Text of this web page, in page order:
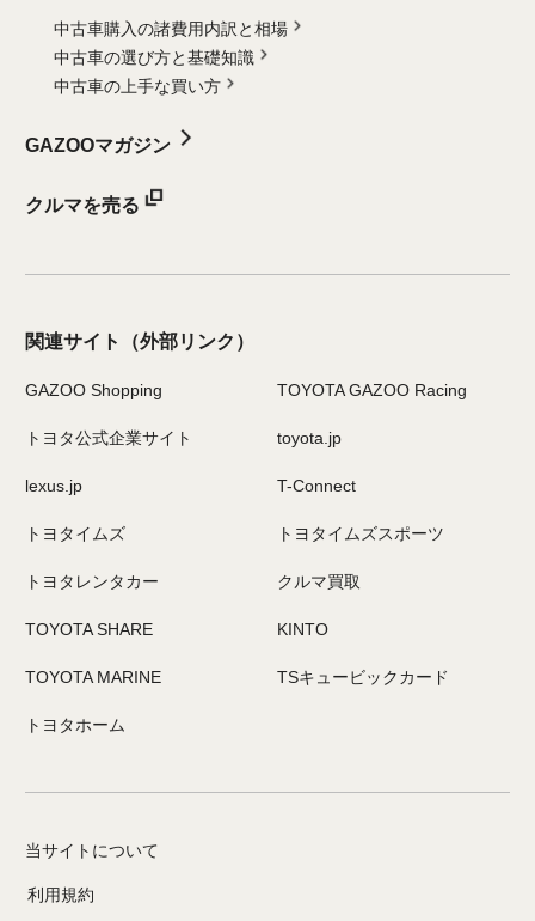
中古車購入の諸費用内訳と相場
中古車の選び方と基礎知識
中古車の上手な買い方
GAZOOマガジン
クルマを売る
関連サイト （外部リンク）
GAZOO Shopping TOYOTA GAZOO Racing
トヨタ公式企業サイト toyota.jp
lexus.jp T-Connect
トヨタイムズ トヨタイムズスポーツ
トヨタレンタカー クルマ買取
TOYOTA SHARE KINTO
TOYOTA MARINE TSキュービックカード
トヨタホーム
当サイトについて
利用規約